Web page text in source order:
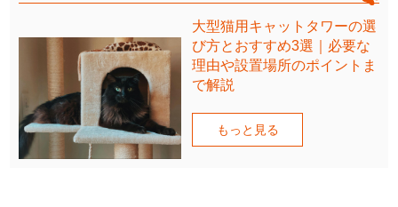
大型猫用キャットタワーの選
び方とおすすめ3選｜必要な
理由や設置場所のポイントま
で解説
もっと見る